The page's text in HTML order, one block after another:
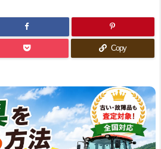
Copy